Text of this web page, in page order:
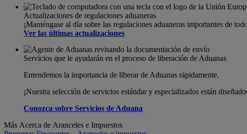
Actualizaciones de regulaciones aduaneras
¡Manténgase al día sobre las regulaciones aduaneras importantes de
Ver las últimas actualizaciones
Servicios que le ayudarán en el proceso de liberación de Aduanas
Entendemos la importancia de liberar de Aduanas rápidamente.
¡Nuestra selección de servicios estándar y especializados están
Conozca sobre Servicios de Aduana
Más Acerca de Aranceles e Impuestos